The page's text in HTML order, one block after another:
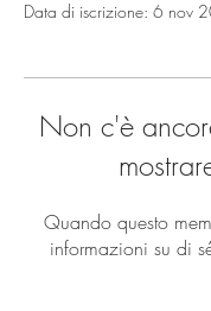
Data di iscrizione: 6 nov
Non c'è
Quando questo
informazioni su di